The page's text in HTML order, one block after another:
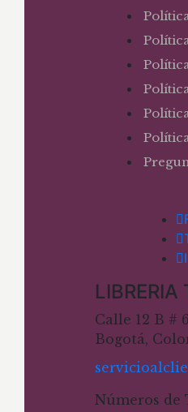
LIBRERIA
Calle 12 B #
Bogotá,
Números de